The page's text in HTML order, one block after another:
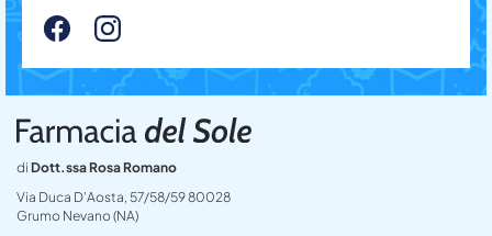
di Dott.ssa Rosa Romano
Via Duca D’Aosta, 57/58/59 80028
Grumo Nevano (NA)